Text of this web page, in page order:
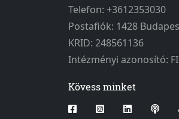
Telefon: +3612353030
Postafiók: 1428
KRID: 248561136
Intézményi azonosító:
Kövess minket